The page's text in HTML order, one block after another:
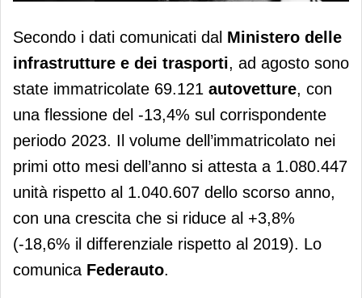
Federauto: mercato auto agosto
Secondo i dati comunicati dal Ministero delle
infrastrutture e dei trasporti, ad agosto sono
state immatricolate 69.121 autovetture, con
una flessione del -13,4% sul corrispondente
periodo 2023. Il volume dell’immatricolato nei
primi otto mesi dell’anno si attesta a 1.080.447
unità rispetto al 1.040.607 dello scorso anno,
con una crescita che si riduce al +3,8%
(-18,6% il differenziale rispetto al 2019). Lo
comunica Federauto.